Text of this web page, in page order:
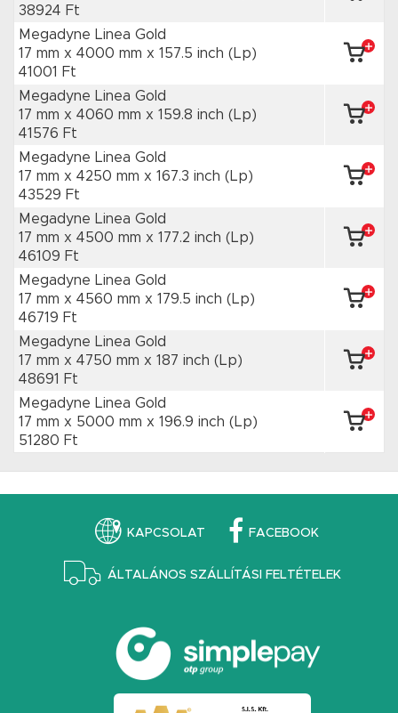
38924 Ft
Megadyne Linea Gold
17 mm x 4000 mm x 157.5 inch (Lp)
41001 Ft
Megadyne Linea Gold
17 mm x 4060 mm x 159.8 inch (Lp)
41576 Ft
Megadyne Linea Gold
17 mm x 4250 mm x 167.3 inch (Lp)
43529 Ft
Megadyne Linea Gold
17 mm x 4500 mm x 177.2 inch (Lp)
46109 Ft
Megadyne Linea Gold
17 mm x 4560 mm x 179.5 inch (Lp)
46719 Ft
Megadyne Linea Gold
17 mm x 4750 mm x 187 inch (Lp)
48691 Ft
Megadyne Linea Gold
17 mm x 5000 mm x 196.9 inch (Lp)
51280 Ft
KAPCSOLAT FACEBOOK
ÁLTALÁNOS SZÁLLÍTÁSI FELTÉTELEK